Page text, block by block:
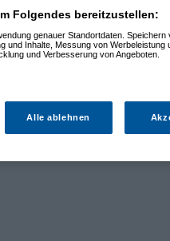
Folgendes bereitzustellen:
genauer Standortdaten. Speichern
und Inhalte, Messung von Werbeleistung
und Verbesserung von Angeboten.
Alle ablehnen